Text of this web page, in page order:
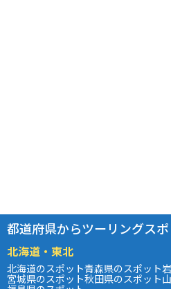
都道府県からツーリングス
北海道・東北
北海道のスポット青森県のスポット
宮城県のスポット秋田県のスポット